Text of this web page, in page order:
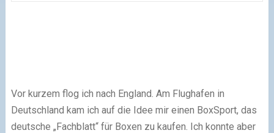
Vor kurzem flog ich nach England. Am Flughafen in
Deutschland kam ich auf die Idee mir einen BoxSport, das
deutsche „Fachblatt“ für Boxen zu kaufen. Ich konnte aber